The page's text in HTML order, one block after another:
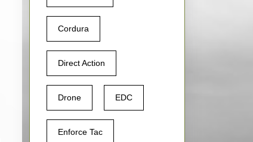
Cordura
Direct Action
Drone EDC
Enforce Tac